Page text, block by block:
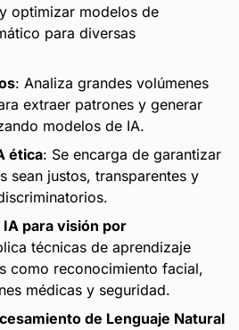
optimizar modelos de
para diversas
: Analiza grandes volúmenes
extraer patrones y generar
modelos de IA.
ética: Se encarga de garantizar
sean justos, transparentes y
para visión por
técnicas de aprendizaje
como reconocimiento facial,
médicas y seguridad.
de Lenguaje Natural